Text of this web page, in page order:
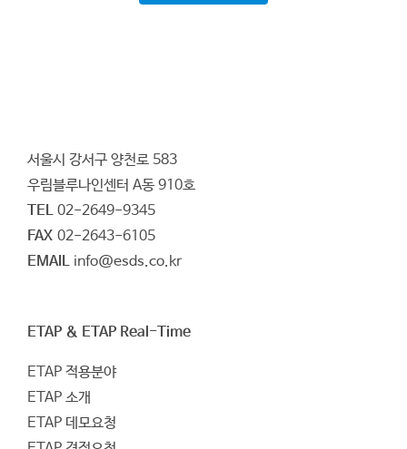
서울시 강서구 양천로 583
우림블루나인센터 A동 910호
TEL02-2649-9345
FAX 02-2643-6105
EMAILinfo@esds.co.kr
ETAP & ETAP Real-Time
ETAP 적용분야
ETAP 소개
ETAP 데모요청